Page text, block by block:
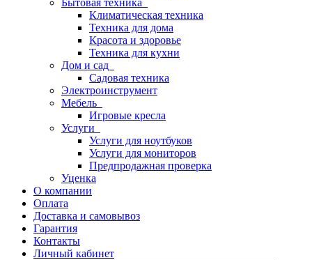
Бытовая техника
Климатическая техника
Техника для дома
Красота и здоровье
Техника для кухни
Дом и сад
Садовая техника
Электроинструмент
Мебель
Игровые кресла
Услуги
Услуги для ноутбуков
Услуги для мониторов
Предпродажная проверка
Уценка
О компании
Оплата
Доставка и самовывоз
Гарантия
Контакты
Личный кабинет